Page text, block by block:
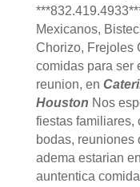
Mexicanos,
Chorizo, Frejoles
comidas para ser
reunion, en
Houston Nos
fiestas familiares,
bodas, reuniones
adema estarian
auntentica